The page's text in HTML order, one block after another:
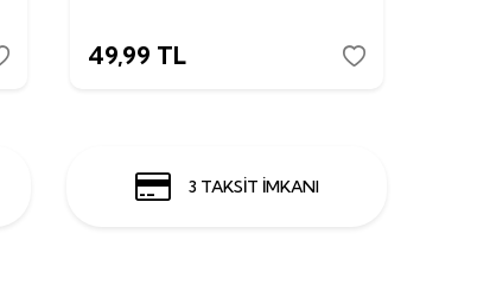
49,99 TL
3 TAKSİT İMKANI